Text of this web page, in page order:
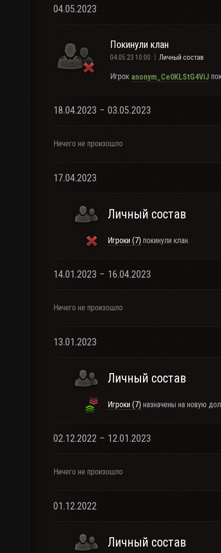
04.05.2023
Покинули клан
04.05.23 10:00 Личный состав
Игрок anonym_Ce0KLStG4ViJ
18.04.2023 – 03.05.2023
Ничего не произошло
17.04.2023
Личный состав
Игроки (7) покинули клан.
14.01.2023 – 16.04.2023
Ничего не произошло
13.01.2023
Личный состав
Игроки (7) назначены на новую
02.12.2022 – 12.01.2023
Ничего не произошло
01.12.2022
Личный состав